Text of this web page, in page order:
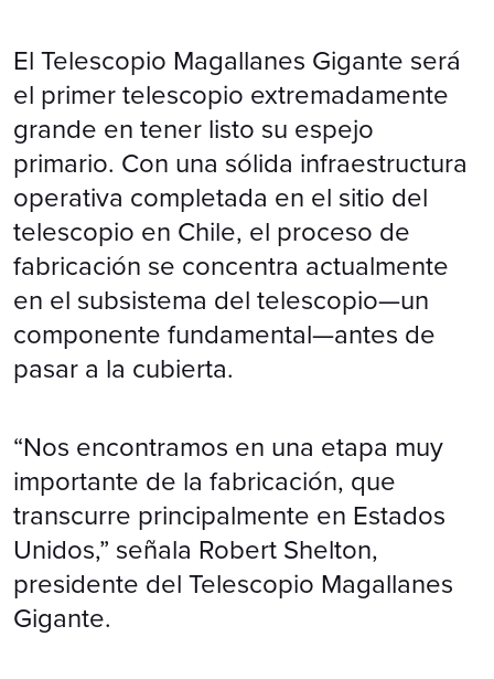
El Telescopio Magallanes Gigante será
el primer telescopio extremadamente
grande en tener listo su espejo
primario. Con una sólida infraestructura
operativa completada en el sitio del
telescopio en Chile, el proceso de
fabricación se concentra actualmente
en el subsistema del telescopio—un
componente fundamental—antes de
pasar a la cubierta.
“Nos encontramos en una etapa muy
importante de la fabricación, que
transcurre principalmente en Estados
Unidos,” señala Robert Shelton,
presidente del Telescopio Magallanes
Gigante.